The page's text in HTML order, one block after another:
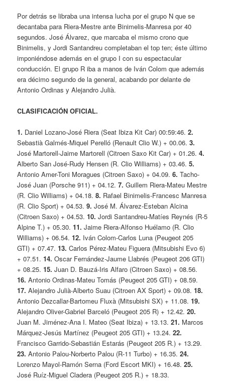
Por detrás se libraba una intensa lucha por el grupo N que se
decantaba para Riera-Mestre ante Binimelis-Manresa por 40
segundos. José Álvarez, que marcaba el mismo crono que
Binimelis, y Jordi Santandreu completaban el top ten; éste último
imponiéndose además en el grupo I con su espectacular
conducción. El grupo R iba a manos de Iván Colom que además
era décimo segundo de la general, acabando por delante de
Antonio Ordinas y Alejandro Julià.
CLASIFICACIÓN OFICIAL.
1. Daniel Lozano-José Riera (Seat Ibiza Kit Car) 00:59:46.2.
Sebastià Galmés-Miquel Perelló (Renault Clio W.) + 00.06.3.
José Martorell-Jaime Martorell (Citroen Saxo Kit Car) + 01.26.4.
Alberto San José-Rudy Hensen (R. Clio Williams) + 03.46.5.
Antonio Amer-Toni Moragues (Citroen Saxo) + 04.09.6.Tacho-
José Juan (Porsche 911) + 04.12.7.Guillem Riera-Mateu Mestre
(R. Clio Williams) + 04.18.8. Rafael Binimelis-Francesc Manresa
(R. Clio Sport) + 04.53.9.José M. Álvarez-Esteban Alcina
(Citroen Saxo) + 04.53.10.Jordi Santandreu-Matíes Reynés (R-5
Alpine T.) + 05.30.11.Jaime Riera-Alfonso Huélamo (R. Clio
Williams) + 06.54.12. Iván Colom-Carlos Luna (Peugeot 205
GTI) + 07.47.13.Carlos Pérez-Mateu Figuera (Mitsubishi Evo 6)
+ 07.51.14.Oscar Fernández-Jaume Llabrés (Peugeot 206 GTI)
+ 08.25.15.Juan D. Bauzá-Iris Alfaro (Citroen Saxo) + 08.56.
16.Antonio Ordinas-Mateu Tomás (Peugeot 205 GTI) + 08.59.
17.Alejandro Julià-Alberto Suau (Citroen AX Sport) + 09.08.18.
Antonio Dezcallar-Bartomeu Fluxà (Mitsubishi SX) + 11.08.19.
Alejandro Oliver-Gabriel Barceló (Peugeot 205 R) + 12.42.20.
Juan M. Jiménez-Ana I. Mateo (Seat Ibiza) + 13.13.21. Marcos
Márquez-Jesús Martínez (Peugeot 205 GTI) + 13.24.22.
Francisco Garrido-Sebastián Estarás (Peugeot 205 R.) + 13.29.
23.Antonio Palou-Norberto Palou (R-11 Turbo) + 16.35.24.
Lorenzo Mayol-Ramón Serna (Ford Escort MKI) + 16.48.25.
José Ruíz-Miguel Cladera (Peugeot 205 R.) + 18.33.